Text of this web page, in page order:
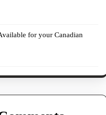
for your Canadian